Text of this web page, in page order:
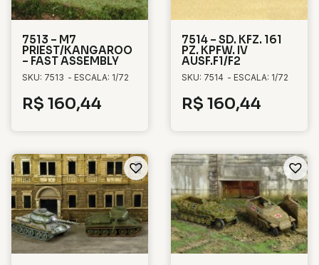
7513 – M7
PRIEST/KANGAROO
– FAST ASSEMBLY
SKU: 7513 - ESCALA: 1/72
R$ 160,44
7514 – SD. KFZ. 161
PZ. KPFW. IV
AUSF.F1/F2
SKU: 7514 - ESCALA: 1/72
R$ 160,44